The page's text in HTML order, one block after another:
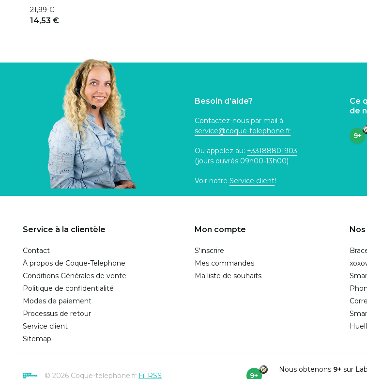
21,99 €
14,53 €
Besoin d'aide?
Contactez-nous par mail à
service@coque-telephone.fr
Ou appelez au: +33188801903
(jours ouvrés 09h00-13h00)
Voir notre Service client!
Ce
de
9+
Service à la clientèle
Contact
À propos de Coque-Telephone
Conditions Générales de vente
Politique de confidentialité
Modes de paiement
Processus de retour
Service client
Sitemap
Mon compte
S'inscrire
Mes commandes
Ma liste de souhaits
© 2026 Coque-telephone.fr Fil RSS 9+
Nous obtenons 9+sur